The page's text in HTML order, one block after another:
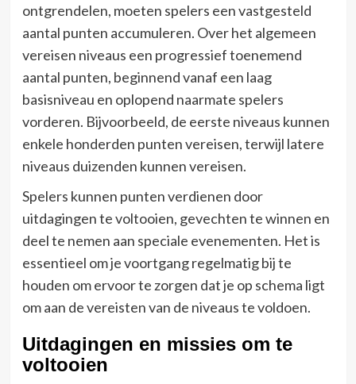
ontgrendelen, moeten spelers een vastgesteld
aantal punten accumuleren. Over het algemeen
vereisen niveaus een progressief toenemend
aantal punten, beginnend vanaf een laag
basisniveau en oplopend naarmate spelers
vorderen. Bijvoorbeeld, de eerste niveaus kunnen
enkele honderden punten vereisen, terwijl latere
niveaus duizenden kunnen vereisen.
Spelers kunnen punten verdienen door
uitdagingen te voltooien, gevechten te winnen en
deel te nemen aan speciale evenementen. Het is
essentieel om je voortgang regelmatig bij te
houden om ervoor te zorgen dat je op schema ligt
om aan de vereisten van de niveaus te voldoen.
Uitdagingen en missies om te
voltooien